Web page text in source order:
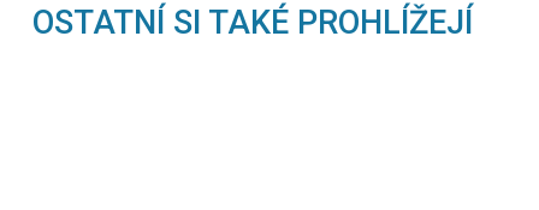
OSTATNÍ SI TAKÉ PROHLÍŽEJÍ